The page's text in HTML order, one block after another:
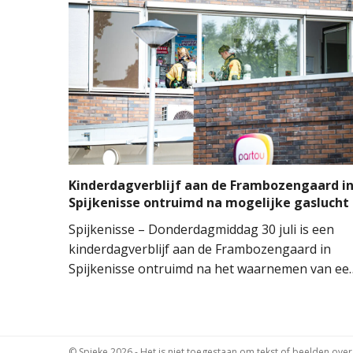
vierkante meter natuur verloren gegaan. De
brand ontstond rond 14.00 uur, waarna de
brandweer groots opschaalde. Tientallen
brandweervoertuigen en ongeveer 150
brandweermensen werden ingezet om het vuur
onder controle te krijgen.
Kinderdagverblijf aan de Frambozengaard in
Spijkenisse ontruimd na mogelijke gaslucht
Spijkenisse – Donderdagmiddag 30 juli is een
kinderdagverblijf aan de Frambozengaard in
Spijkenisse ontruimd na het waarnemen van